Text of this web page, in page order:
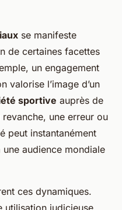
se manifeste
de certaines facettes
un engagement
valorise l’image d’un
sportive auprès de
une erreur ou
peut instantanément
audience mondiale
ces dynamiques.